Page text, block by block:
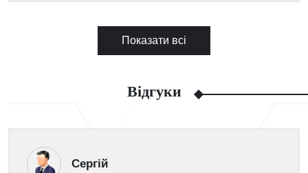
Показати всі
Відгуки
Сергій